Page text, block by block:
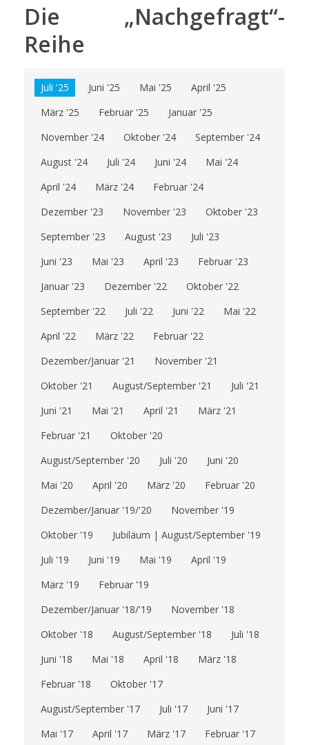
Die „Nachgefragt“-
Reihe
Juli '25 Juni '25 Mai '25
April '25
März '25
Februar '25
Januar '25
November '24
Oktober '24
September '24
August '24
Juli '24 Juni '24
Mai '24
April '24
März '24
Februar '24
Dezember '23
November '23
Oktober '23
September '23
August '23
Juli '23
Juni '23
Mai '23 April '23
Februar '23
Januar '23
Dezember '22
Oktober '22
September '22
Juli '22 Juni '22
Mai '22
April '22
März '22
Februar '22
Dezember/Januar '21
November '21
Oktober '21
August/September '21
Juli '21
Juni '21
Mai '21 April '21
März '21
Februar '21
Oktober '20
August/September '20
Juli '20
Juni '20
Mai '20
April '20 März '20
Februar '20
Dezember/Januar '19/'20
November '19
Oktober '19
Jubiläum | August/September '19
Juli '19
Juni '19 Mai '19
April '19
März '19
Februar '19
Dezember/Januar '18/'19
November '18
Oktober '18
August/September '18
Juli '18
Juni '18
Mai '18 April '18
März '18
Februar '18
Oktober '17
August/September '17
Juli '17
Juni '17
Mai '17
April '17 März '17 Februar '17